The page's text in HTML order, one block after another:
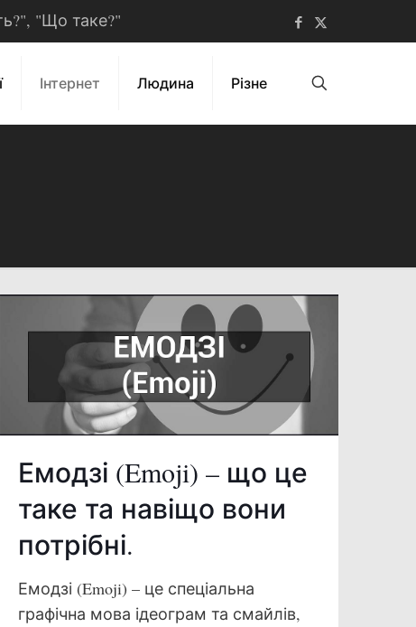
"Що таке?"
Інтернет Людина Різне
Емодзі (Emoji) – що це
таке та навіщо вони
потрібні.
Емодзі (Emoji) – це спеціальна
графічна мова ідеограм та смайлів,